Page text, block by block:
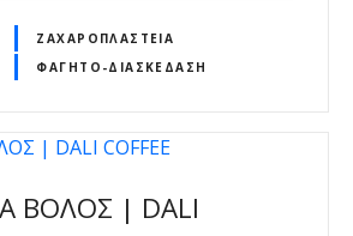
ΖΑΧΑΡΟΠΛΑΣΤΕΊΑ
ΦΑΓΗΤΌ-ΔΙΑΣΚΈΔΑΣΗ
ΒΟΛΟΣ | DALI